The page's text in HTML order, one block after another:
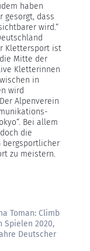
haben
gesorgt, dass
wird.“
Klettersport ist
Mitte der
Kletterinnen
in
wird
Alpenverein
Bei allem
die
bergsportlicher
zu meistern.
Toman: Climb
Spielen 2020,
Deutscher